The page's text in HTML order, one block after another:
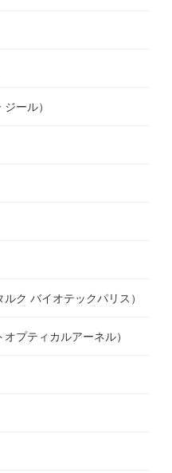
ール）
ク バイオテックパリス）
プティカルアーネル）